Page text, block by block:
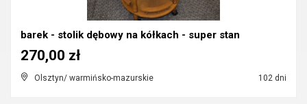
barek - stolik dębowy na kółkach - super stan
Olsztyn/ warmińsko-mazurskie 102 dni
270,00 zł